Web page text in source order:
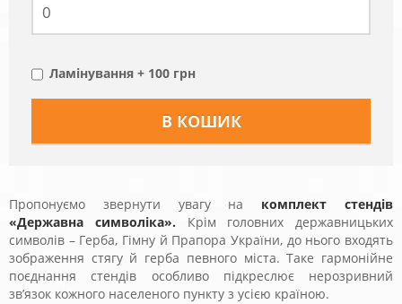
Ламінування + 100 грн
Пропонуємо звернути увагу на комплект стендів
«Державна символіка». Крім головних державницьких
символів – Герба, Гімну й Прапора України, до нього входять
зображення стягу й герба певного міста. Таке гармонійне
поєднання стендів особливо підкреслює нерозривний
зв’язок кожного населеного пункту з усією країною.